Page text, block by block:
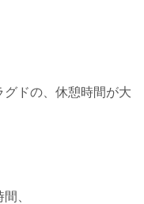
ドの、休憩時間が大
、